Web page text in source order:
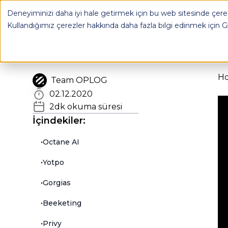
Deneyiminizi daha iyi hale getirmek için bu web sitesinde
Kullandığımız çerezler hakkında daha fazla bilgi edinmek için
OPLOG
Team OPLOG
02.12.2020
2dk okuma süresi
İçindekiler:
•Octane AI
•Yotpo
•Gorgias
•Beeketing
•Privy